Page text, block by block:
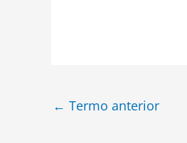
← Termo anterior